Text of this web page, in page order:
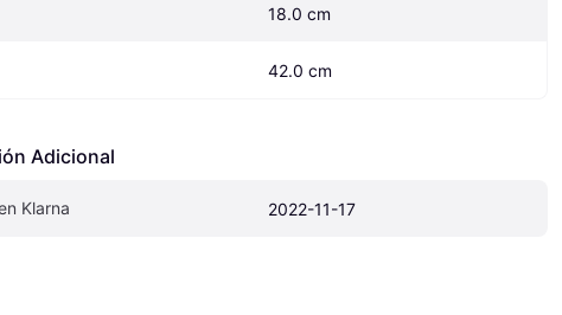
18.0 cm
42.0 cm
Adicional
Klarna 2022-11-17